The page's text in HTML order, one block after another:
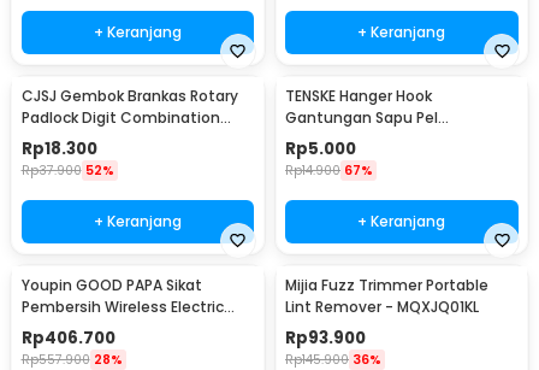
+ Keranjang + Keranjang
CJSJ Gembok Brankas Rotary
Padlock Digit Combination
Padlock - CH-209
Rp18.300
Rp37.900 52%
+ Keranjang
TENSKE Hanger Hook
Gantungan Sapu Pel
Multifungsi 1 PCS - GF-016
Rp5.000
Rp14.900 67%
+ Keranjang
Youpin GOOD PAPA Sikat
Pembersih Wireless Electric
Cleaning - CL99
Rp406.700
Rp557.900 28%
Mijia Fuzz Trimmer Portable
Lint Remover - MQXJQ01KL
Rp93.900
Rp145.900 36%